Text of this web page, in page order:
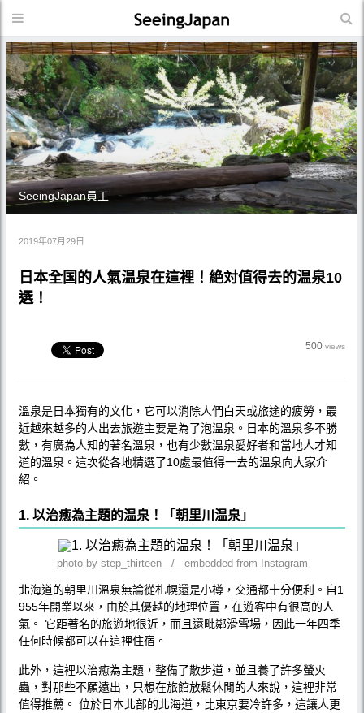
SeeingJapan員工
2019年07月29日
日本全国的人氣温泉在這裡！絶対值得去的温泉10
選！
500 views
溫泉是日本獨有的文化，它可以消除人們白天或旅途的疲勞，最
近越來越多的人出去旅遊主要是為了泡溫泉。日本的溫泉多不勝
數，有廣為人知的著名溫泉，也有少數溫泉愛好者和當地人才知
道的溫泉。這次從各地精選了10處最值得一去的溫泉向大家介
紹。
1. 以治癒為主題的温泉！「朝里川温泉」
photo by step_thirteen / embedded from Instagram
北海道的朝里川溫泉無論從札幌還是小樽，交通都十分便利。自1
955年開業以來，由於其優越的地理位置，在遊客中有很高的人
氣。 它距著名的旅遊地很近，而且還毗鄰滑雪場，因此一年四季
任何時候都可以在這裡住宿。
此外，這裡以治癒為主題，整備了散步道，並且養了許多螢火
蟲，對那些不願遠出，只想在旅館放鬆休閒的人來說，這裡非常
值得推薦。 位於日本北部的北海道，比東京要冷許多，這讓人更